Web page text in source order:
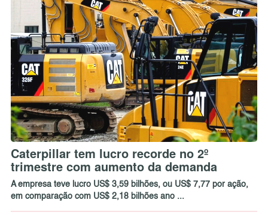
Caterpillar tem lucro recorde no 2º
trimestre com aumento da demanda
A empresa teve lucro US$ 3,59 bilhões, ou US$ 7,77 por ação,
em comparação com US$ 2,18 bilhões ano ...